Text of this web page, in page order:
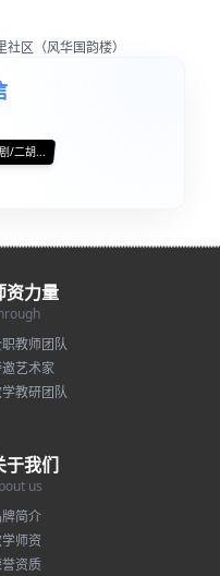
区（风华国韵楼）
/二胡...
资力量
教师团队
艺术家
教研团队
于我们
us
牌简介
师资
资质